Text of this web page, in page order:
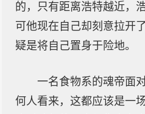
的，只有距离浩特越近，
可他现在自己却刻意拉开
疑是将自己置身于险地。
一名食物系的魂帝面
何人看来，这都应该是一